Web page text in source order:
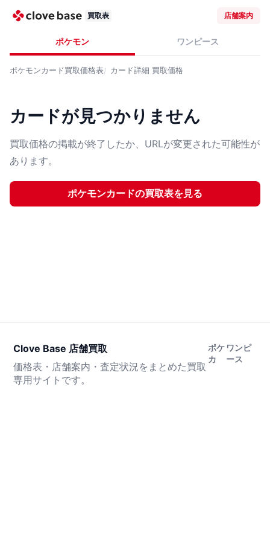
買取表 店舗案内
ポケモン ワンピース
ポケモンカード買取価格表 カード詳細 買取価格
カードが見つかりません
買取価格の掲載が終了したか、URLが変更された可能性が
あります。
ポケモンカードの買取表を見る
Clove Base 店舗買取
価格表・店舗案内・査定状況をまとめた買取
専用サイトです。
ポケ
カ
ワンピ
ース